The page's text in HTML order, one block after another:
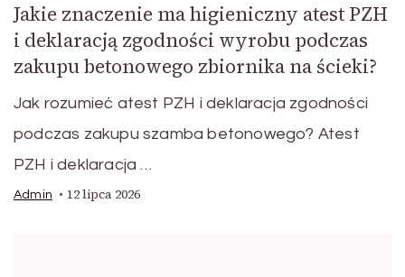
Jakie znaczenie ma higieniczny atest PZH
i deklaracją zgodności wyrobu podczas
zakupu betonowego zbiornika na ścieki?
Jak rozumieć atest PZH i deklaracja zgodności
podczas zakupu szamba betonowego? Atest
PZH i deklaracja …
Admin 12 lipca 2026